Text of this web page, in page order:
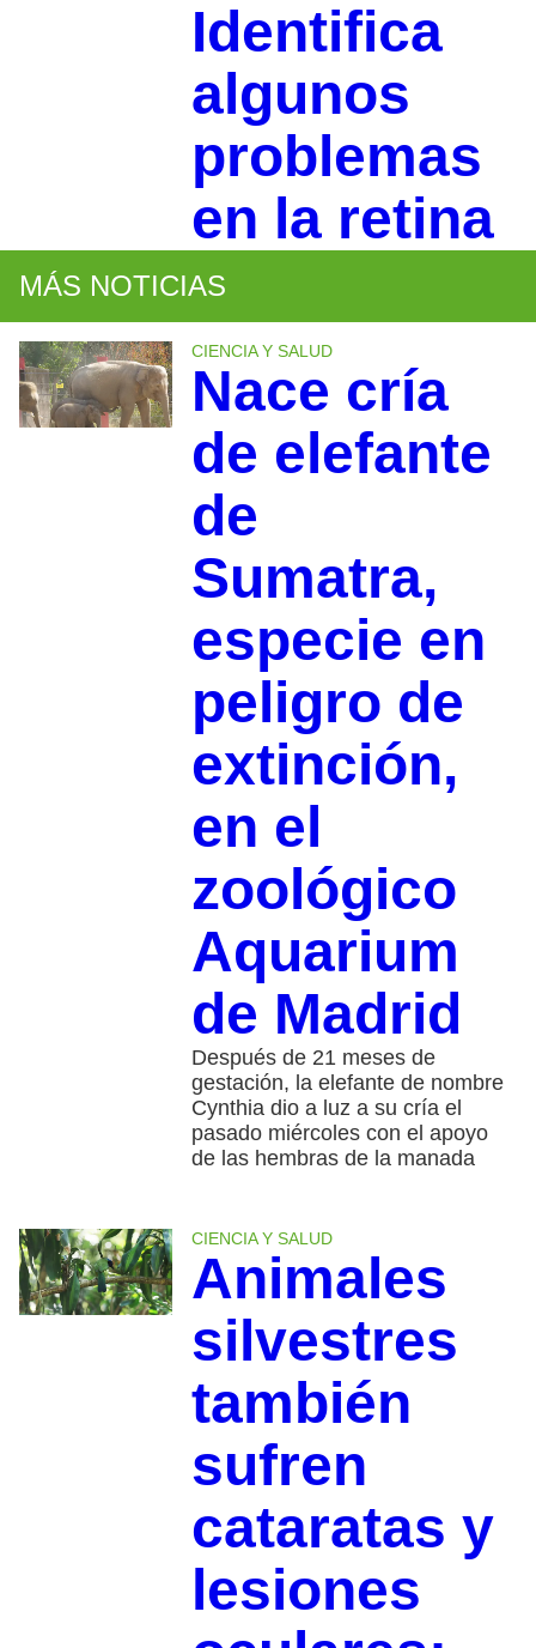
Identifica
algunos
problemas
en la retina
MÁS NOTICIAS
CIENCIA Y SALUD
Nace cría
de elefante
de
Sumatra,
especie en
peligro de
extinción,
en el
zoológico
Aquarium
de Madrid
Después de 21 meses de
gestación, la elefante de nombre
Cynthia dio a luz a su cría el
pasado miércoles con el apoyo
de las hembras de la manada
CIENCIA Y SALUD
Animales
silvestres
también
sufren
cataratas y
lesiones